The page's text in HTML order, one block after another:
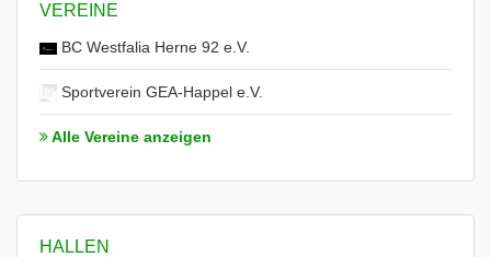
VEREINE
BC Westfalia Herne 92 e.V.
Sportverein GEA-Happel e.V.
Alle Vereine anzeigen
HALLEN